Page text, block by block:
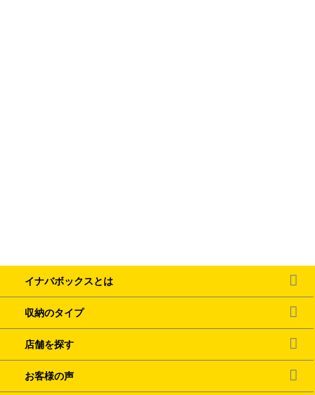
イナバボックスとは
収納のタイプ
店舗を探す
お客様の声